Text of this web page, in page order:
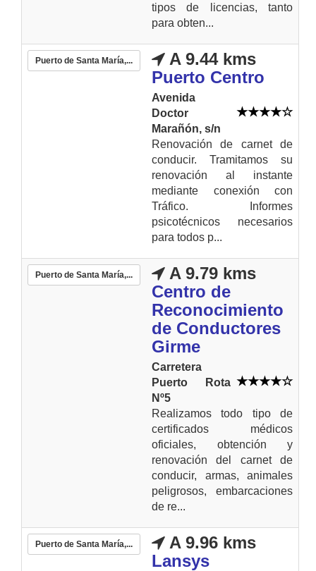
tipos de licencias, tanto
para obten...
Puerto de Santa María,...
A 9.44 kms
Puerto Centro
Avenida
Doctor
Marañón, s/n
Renovación de carnet de
conducir. Tramitamos su
renovación al instante
mediante conexión con
Tráfico. Informes
psicotécnicos necesarios
para todos p...
Puerto de Santa María,...
A 9.79 kms
Centro de
Reconocimiento
de Conductores
Girme
Carretera
Puerto Rota
Nº5
Realizamos todo tipo de
certificados médicos
oficiales, obtención y
renovación del carnet de
conducir, armas, animales
peligrosos, embarcaciones
de re...
Puerto de Santa María,...
A 9.96 kms
Lansys